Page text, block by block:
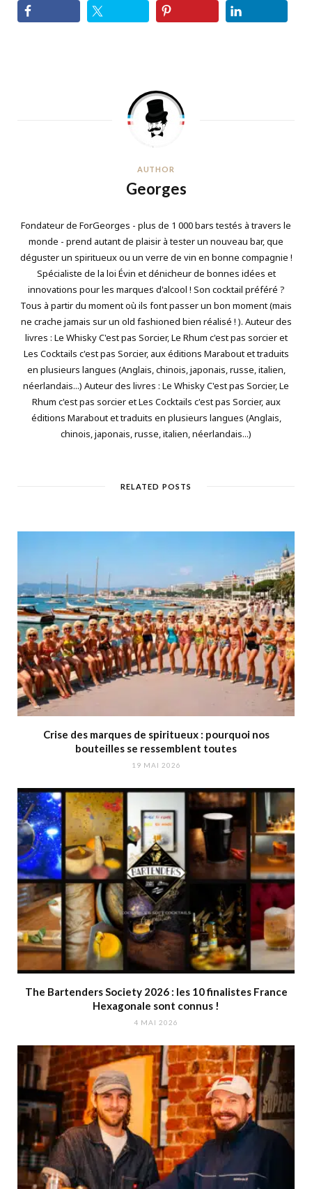
AUTHOR
Georges
Fondateur de ForGeorges - plus de 1 000 bars testés à travers le
monde - prend autant de plaisir à tester un nouveau bar, que
déguster un spiritueux ou un verre de vin en bonne compagnie !
Spécialiste de la loi Évin et dénicheur de bonnes idées et
innovations pour les marques d'alcool ! Son cocktail préféré ?
Tous à partir du moment où ils font passer un bon moment (mais
ne crache jamais sur un old fashioned bien réalisé ! ). Auteur des
livres : Le Whisky C'est pas Sorcier, Le Rhum c'est pas sorcier et
Les Cocktails c'est pas Sorcier, aux éditions Marabout et traduits
en plusieurs langues (Anglais, chinois, japonais, russe, italien,
néerlandais...) Auteur des livres : Le Whisky C'est pas Sorcier, Le
Rhum c'est pas sorcier et Les Cocktails c'est pas Sorcier, aux
éditions Marabout et traduits en plusieurs langues (Anglais,
chinois, japonais, russe, italien, néerlandais...)
RELATED POSTS
Crise des marques de spiritueux : pourquoi nos
bouteilles se ressemblent toutes
19 MAI 2026
The Bartenders Society 2026 : les 10 finalistes France
Hexagonale sont connus !
4 MAI 2026